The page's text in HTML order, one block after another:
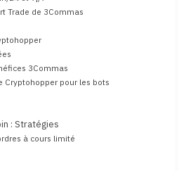
Trade de 3Commas
3Commas
Cryptohopper pour les bots
: Stratégies
à cours limité